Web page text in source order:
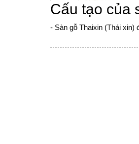
Cấu tạo của
- Sàn gỗ Thaixin (Thái xin)